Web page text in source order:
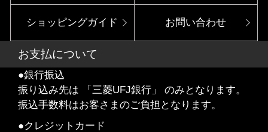
ショッピングガイド お問い合わせ
お支払について
●銀行振込
振り込み先は 「三菱UFJ銀行」 のみとなります。
振込手数料はお客さまのご負担となります。
●クレジットカード